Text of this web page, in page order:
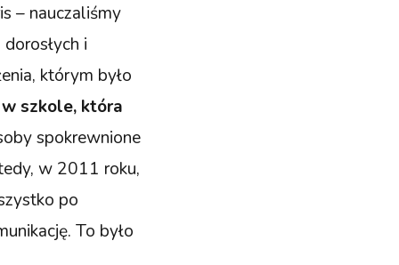
– nauczaliśmy
i
którym było
szkole, która
spokrewnione
w 2011 roku,
po
To było